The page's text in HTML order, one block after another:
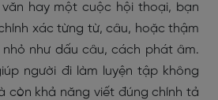
hay một cuộc hội thoại, bạn
xác từng từ, câu, hoặc thậm
như dấu câu, cách phát âm.
người đi làm luyện tập không
còn khả năng viết đúng chính tả